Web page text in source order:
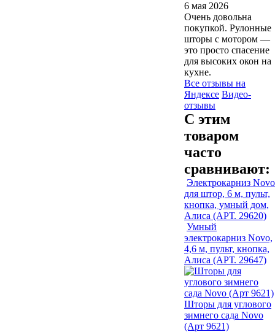
6 мая 2026
Очень довольна
покупкой. Рулонные
шторы с мотором —
это просто спасение
для высоких окон на
кухне.
Все отзывы на
Яндексе Видео-
отзывы
С этим
товаром
часто
сравнивают:
Электрокарниз Novo
для штор, 6 м, пульт,
кнопка, умный дом,
Алиса (АРТ. 29620)
Умный
электрокарниз Novo,
4,6 м, пульт, кнопка,
Алиса (АРТ. 29647)
Шторы для углового
зимнего сада Novo
(Арт 9621)